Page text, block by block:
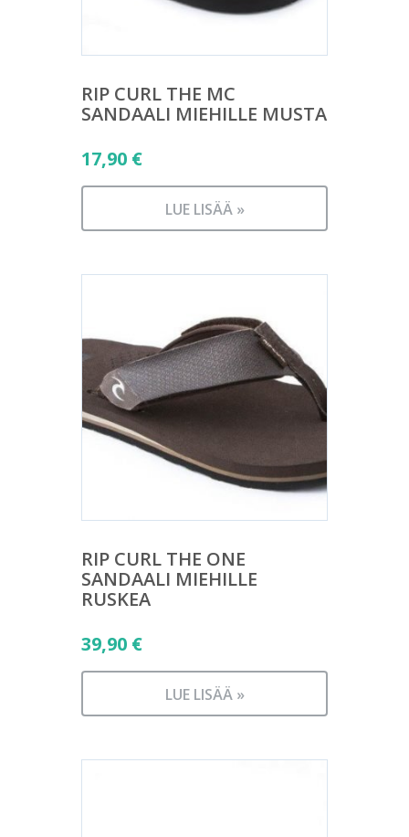
RIP CURL THE MC
SANDAALI MIEHILLE MUSTA
17,90 €
LUE LISÄÄ »
RIP CURL THE ONE
SANDAALI MIEHILLE
RUSKEA
39,90 €
LUE LISÄÄ »